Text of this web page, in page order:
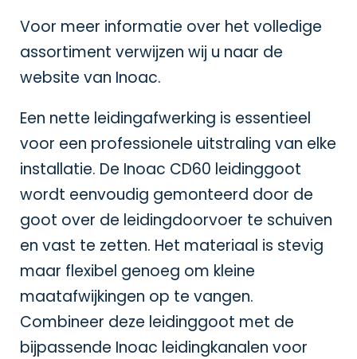
Voor meer informatie over het volledige
assortiment verwijzen wij u naar de
website van Inoac.
Een nette leidingafwerking is essentieel
voor een professionele uitstraling van elke
installatie. De Inoac CD60 leidinggoot
wordt eenvoudig gemonteerd door de
goot over de leidingdoorvoer te schuiven
en vast te zetten. Het materiaal is stevig
maar flexibel genoeg om kleine
maatafwijkingen op te vangen.
Combineer deze leidinggoot met de
bijpassende Inoac leidingkanalen voor